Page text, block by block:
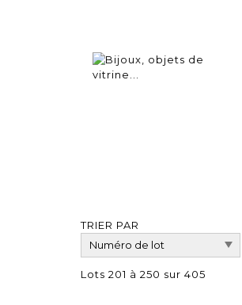
TRIER PAR
Lots 201 à 250 sur 405